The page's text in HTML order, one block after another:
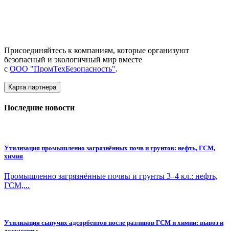
Присоединяйтесь к компаниям, которые организуют
безопасный и экологичный мир вместе
с ООО "ПромТехБезопасность".
Карта партнера
Последние новости
Утилизация промышленно загрязнённых почв и грунтов: нефть, ГСМ,
химия
Промышленно загрязнённые почвы и грунты 3–4 кл.: нефть,
ГСМ,...
Утилизация сыпучих адсорбентов после разливов ГСМ и химии: вывоз и